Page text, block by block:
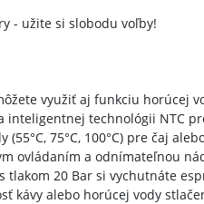
- užite si slobodu voľby!
využiť aj funkciu
inteligentnej technológii NTC
75°C, 100°C) pre čaj
ovládaním a odnímateľnou
tlakom 20 Bar si vychutnáte
kávy alebo horúcej vody